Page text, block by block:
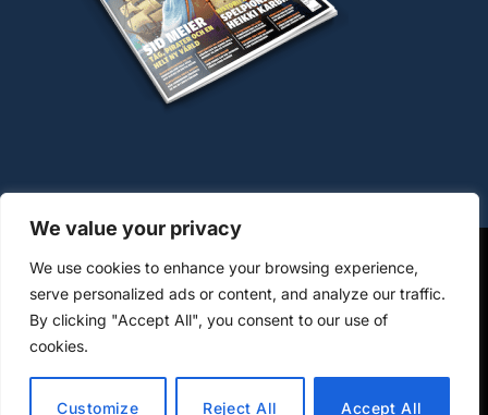
We value your privacy
We use cookies to enhance your browsing experience,
serve personalized ads or content, and analyze our traffic.
By clicking "Accept All", you consent to our use of
cookies.
Customize Reject All Accept All
OM COOKIES
HANTERING AV PERSONUPPGIFTER
KÖPVILLKOR WWW.DATORMAGAZIN.SE
© 2026 Datormagazin/Omsoc Publishing AB, org-nr: 559034-